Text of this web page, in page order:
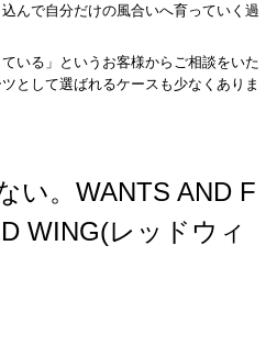
んで自分だけの風合いへ育っていく過
いる」というお客様からご相談をいた
として選ばれるケースも少なくありま
い。WANTS AND F
WING(レッドウィ